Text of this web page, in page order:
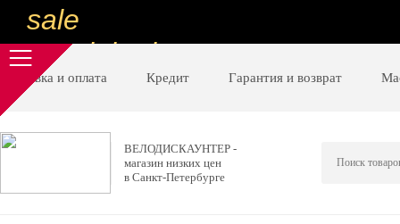
sale
special price
sale
низкие цены
вот дешево
Доставка и оплата Кредит Гарантия и возврат
ВЕЛОДИСКАУНТЕР -
магазин низких цен
в Санкт-Петербурге